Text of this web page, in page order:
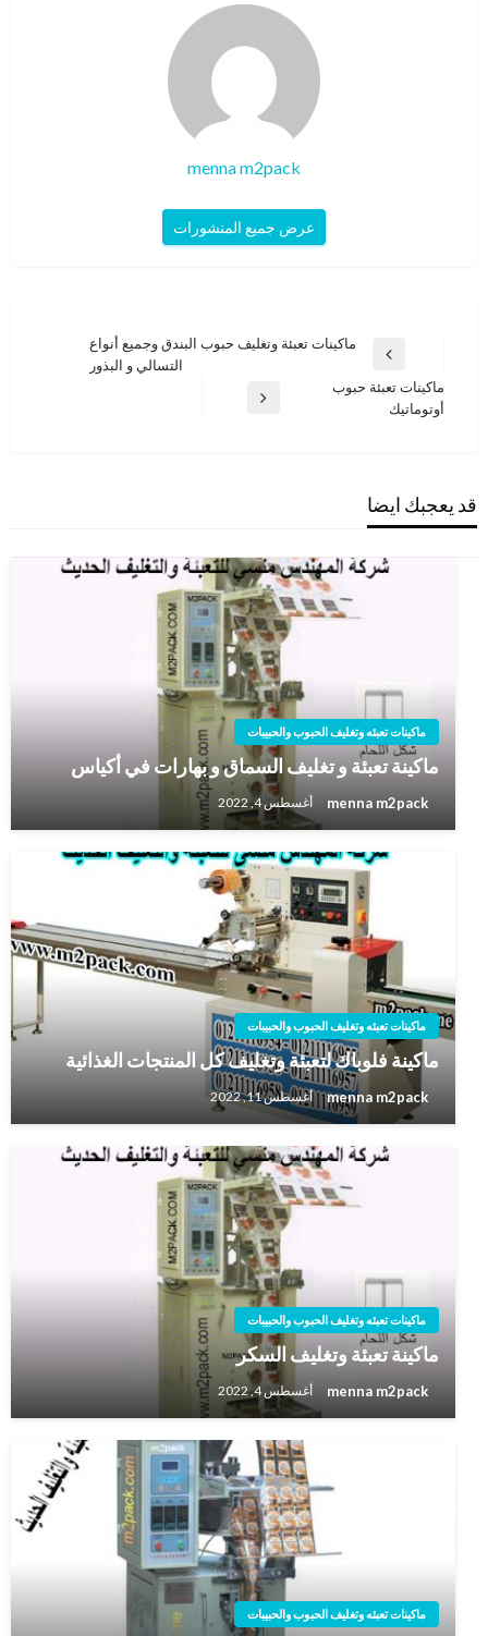
menna m2pack
عرض جميع المنشورات
المقالات
المقالة
السابقة
ماكينات تعبئة وتغليف حبوب البندق وجميع أنواع
التسالي و البذور
المقالة
ماكينات تعبئة حبوب
أوتوماتيك
قد يعجبك ايضا
ماكينات تعبئه وتغليف الحبوب والحبيبات
ماكينة تعبئة و تغليف السماق و بهارات في أكياس
menna m2pack أغسطس 4, 2022
ماكينات تعبئه وتغليف الحبوب والحبيبات
ماكينة فلوباك لتعبئة وتغليف كل المنتجات الغذائية
menna m2pack أغسطس 11, 2022
ماكينات تعبئه وتغليف الحبوب والحبيبات
ماكينة تعبئة وتغليف السكر
menna m2pack أغسطس 4, 2022
ماكينات تعبئه وتغليف الحبوب والحبيبات